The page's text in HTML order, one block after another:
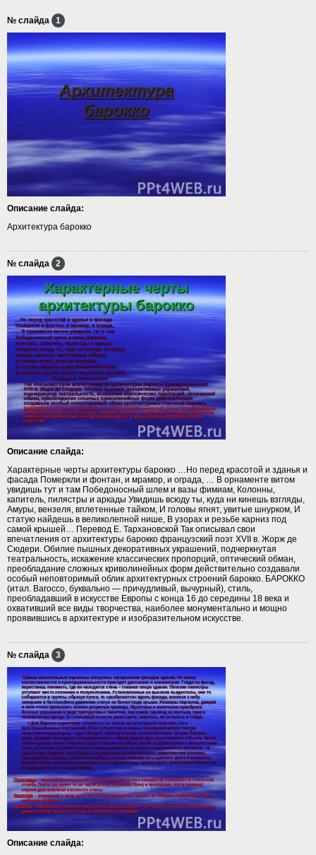
№ слайда 1
Описание слайда:
Архитектура барокко
№ слайда 2
Описание слайда:
Характерные черты архитектуры барокко …Но перед красотой и зданья и
фасада Померкли и фонтан, и мрамор, и ограда, … В орнаменте витом
увидишь тут и там Победоносный шлем и вазы фимиам, Колонны,
капитель, пилястры и аркады Увидишь всюду ты, куда ни кинешь взгляды,
Амуры, вензеля, вплетенные тайком, И головы ягнят, увитые шнурком, И
статую найдешь в великолепной нише, В узорах и резьбе карниз под
самой крышей… Перевод Е. Тархановской Так описывал свои
впечатления от архитектуры барокко французский поэт XVII в. Жорж де
Сюдери. Обилие пышных декоративных украшений, подчеркнутая
театральность, искажение классических пропорций, оптический обман,
преобладание сложных криволинейных форм действительно создавали
особый неповторимый облик архитектурных строений барокко. БАРОККО
(итал. Barocco, буквально — причудливый, вычурный), стиль,
преобладавший в искусстве Европы с конца 16 до середины 18 века и
охвативший все виды творчества, наиболее монументально и мощно
проявившись в архитектуре и изобразительном искусстве.
№ слайда 3
Описание слайда: